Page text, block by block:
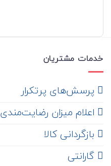
خدمات مشتریان
‌ پرسش‌های پرتکرار
اعلام میزان رضایت‌مندی
‌ بازگردانی کالا
گارانتی